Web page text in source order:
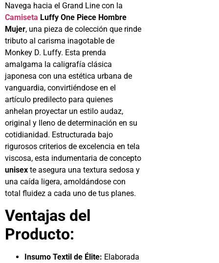
Navega hacia el Grand Line con la
Camiseta Luffy One Piece Hombre
Mujer, una pieza de colección que rinde
tributo al carisma inagotable de
Monkey D. Luffy. Esta prenda
amalgama la caligrafía clásica
japonesa con una estética urbana de
vanguardia, convirtiéndose en el
artículo predilecto para quienes
anhelan proyectar un estilo audaz,
original y lleno de determinación en su
cotidianidad. Estructurada bajo
rigurosos criterios de excelencia en tela
viscosa, esta indumentaria de concepto
unisex te asegura una textura sedosa y
una caída ligera, amoldándose con
total fluidez a cada uno de tus planes.
Ventajas del
Producto:
Insumo Textil de Élite: Elaborada